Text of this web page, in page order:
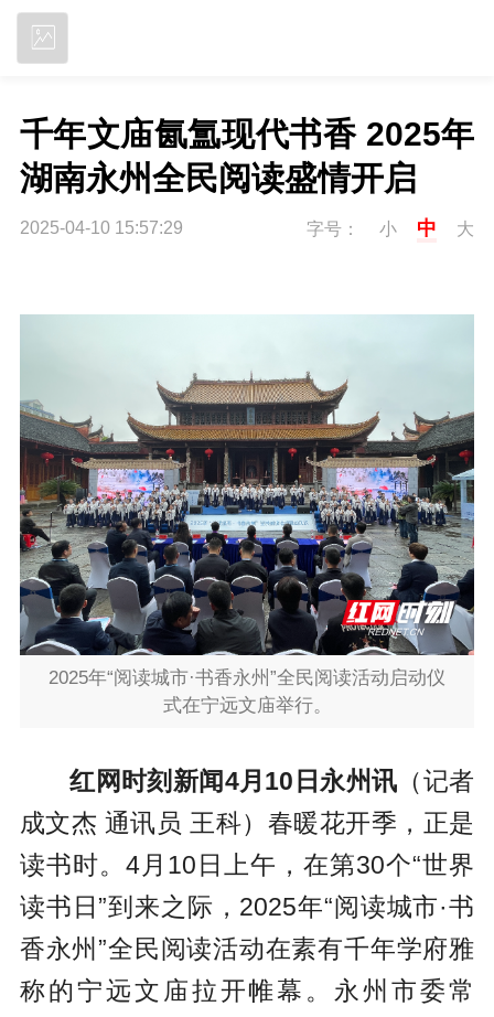
千年文庙氤氲现代书香 2025年
湖南永州全民阅读盛情开启
2025-04-10 15:57:29 字号： 小 中 大
2025年“阅读城市·书香永州”全民阅读活动启动仪
式在宁远文庙举行。
红网时刻新闻4月10日永州讯 （记者
成文杰 通讯员 王科）春暖花开季，正是
读书时。4月10日上午，在第30个“世界
读书日”到来之际，2025年“阅读城市·书
香永州”全民阅读活动在素有千年学府雅
称的宁远文庙拉开帷幕。永州市委常